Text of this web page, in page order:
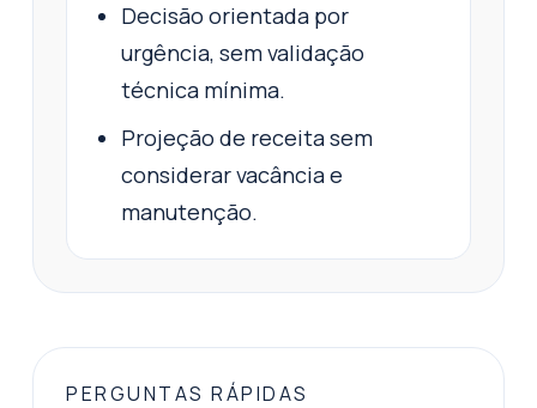
Decisão orientada por
urgência, sem validação
técnica mínima.
Projeção de receita sem
considerar vacância e
manutenção.
PERGUNTAS RÁPIDAS